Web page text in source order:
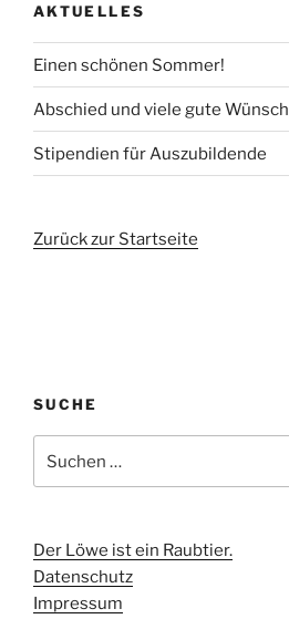
AKTUELLES
Einen schönen Sommer!
Abschied und viele gute
Stipendien für Auszubildende
Zurück zur Startseite
SUCHE
nach:
Der Löwe ist ein Raubtier.
Datenschutz
Impressum